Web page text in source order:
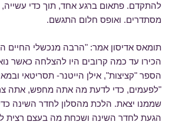
להתקדם. פתאום ברגע אחד, תוך כדי עשייה,
מסתדרים. ואופס חלום התגשם.
תומאס אדיסון אמר: "הרבה מנכשלי החיים
הכירו עד כמה קרובים היו להצלחה כאשר
הספר "קציצות", אילן הייטנר- תסריטאי
"לפעמים, כדי לדעת מה אתה מחפש, אתה
שממנו יצאת. הלכת מהסלון לחדר השינה
הגעת לחדר השינה ושכחת מה בעצם רצית